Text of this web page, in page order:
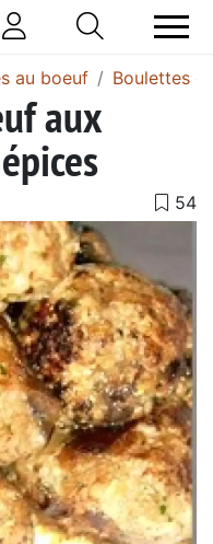
au boeuf Boulettes
aux